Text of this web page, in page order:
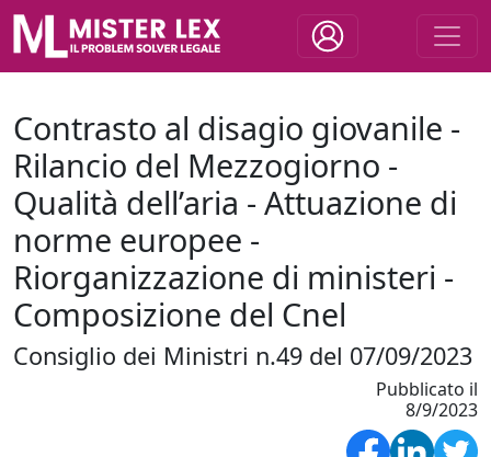
Contrasto al disagio giovanile -
Rilancio del Mezzogiorno -
Qualità dell’aria - Attuazione di
norme europee -
Riorganizzazione di ministeri -
Composizione del Cnel
Consiglio dei Ministri n.49 del 07/09/2023
Pubblicato il
8/9/2023